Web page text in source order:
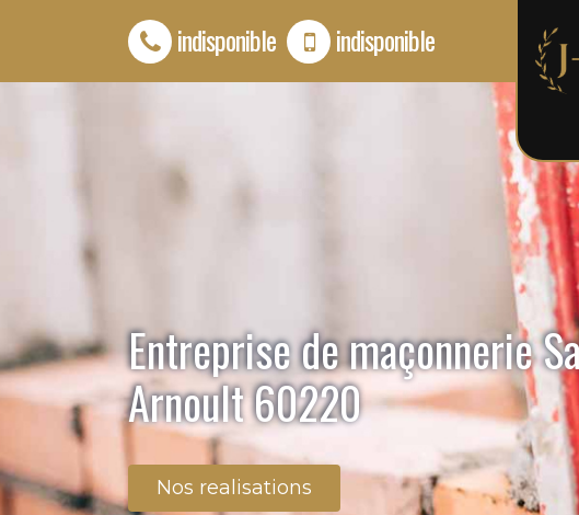
indisponible indisponible
Entreprise de maçonnerie
Arnoult 60220
Nos realisations